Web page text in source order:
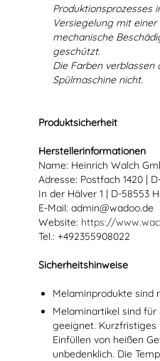
Produktionsprozesses
Versiegelung mit
mechanische
geschützt.
Die Farben
Spülmaschine nicht.
Produktsicherheit
Herstellerinformationen
Name: Heinrich Walch
Adresse: Postfach 1420 |
In der Hälver 1 | D-58553
E-Mail: admin@wadoo.de
Website: https://
Tel.: +492355908022
Sicherheitshinweise
Melaminprodukte sind
Melaminartikel sind für
geeignet. Kurzfristiges
Einfüllen von heißen
unbedenklich. Die